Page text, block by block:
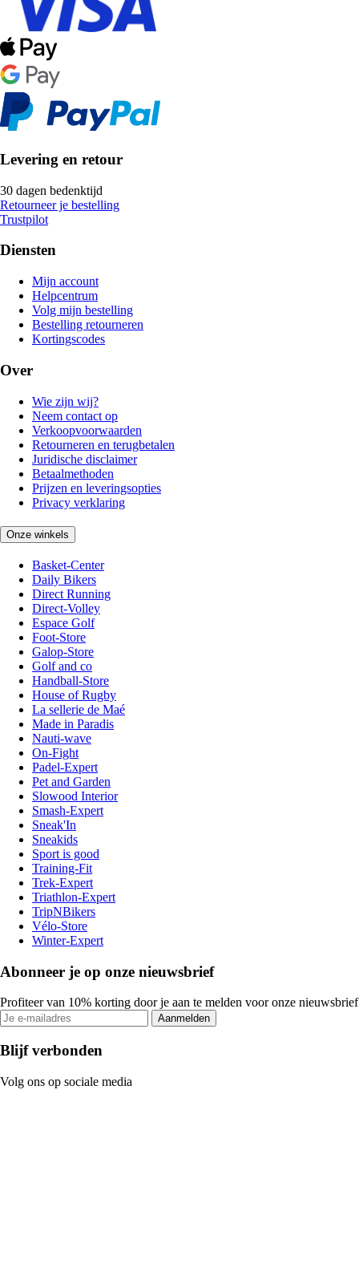
Levering en retour
30 dagen bedenktijd
Retourneer je bestelling
Trustpilot
Diensten
Mijn account
Helpcentrum
Volg mijn bestelling
Bestelling retourneren
Kortingscodes
Over
Wie zijn wij?
Neem contact op
Verkoopvoorwaarden
Retourneren en terugbetalen
Juridische disclaimer
Betaalmethoden
Prijzen en leveringsopties
Privacy verklaring
Onze winkels
Basket-Center
Daily Bikers
Direct Running
Direct-Volley
Espace Golf
Foot-Store
Galop-Store
Golf and co
Handball-Store
House of Rugby
La sellerie de Maé
Made in Paradis
Nauti-wave
On-Fight
Padel-Expert
Pet and Garden
Slowood Interior
Smash-Expert
Sneak'In
Sneakids
Sport is good
Training-Fit
Trek-Expert
Triathlon-Expert
TripNBikers
Vélo-Store
Winter-Expert
Abonneer je op onze nieuwsbrief
Profiteer van 10% korting door je aan te melden voor onze nieuwsbrief
Aanmelden
Blijf verbonden
Volg ons op sociale media